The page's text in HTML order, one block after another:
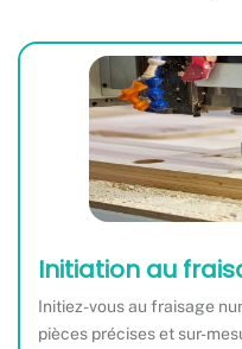
Initiation au
Initiez-vous au fraisage
pièces précises et sur-